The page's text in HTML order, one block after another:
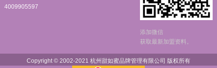
4009905597
添加微信
获取最新加盟资料。
Copyright © 2002-2021 杭州甜如蜜品牌管理有限公司 版权所有